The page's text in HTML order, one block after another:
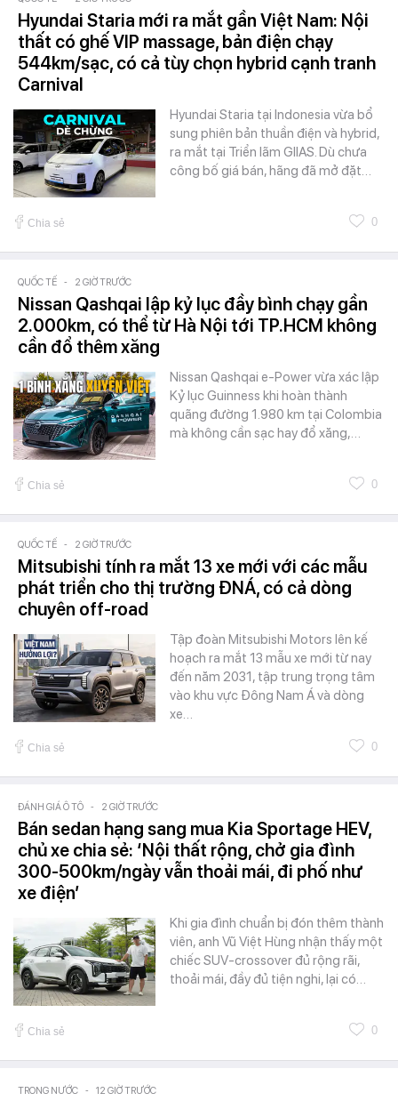
Hyundai Staria mới ra mắt gần Việt Nam: Nội
thất có ghế VIP massage, bản điện chạy
544km/sạc, có cả tùy chọn hybrid cạnh tranh
Carnival
Hyundai Staria tại Indonesia vừa bổ
sung phiên bản thuần điện và hybrid,
ra mắt tại Triển lãm GIIAS. Dù chưa
công bố giá bán, hãng đã mở đặt…
Chia sẻ 0
QUỐC TẾ - 2 GIỜ TRƯỚC
Nissan Qashqai lập kỷ lục đầy bình chạy gần
2.000km, có thể từ Hà Nội tới TP.HCM không
cần đổ thêm xăng
Nissan Qashqai e-Power vừa xác lập
Kỷ lục Guinness khi hoàn thành
quãng đường 1.980 km tại Colombia
mà không cần sạc hay đổ xăng,…
Chia sẻ 0
QUỐC TẾ - 2 GIỜ TRƯỚC
Mitsubishi tính ra mắt 13 xe mới với các mẫu
phát triển cho thị trường ĐNÁ, có cả dòng
chuyên off-road
Tập đoàn Mitsubishi Motors lên kế
hoạch ra mắt 13 mẫu xe mới từ nay
đến năm 2031, tập trung trọng tâm
vào khu vực Đông Nam Á và dòng
xe…
Chia sẻ 0
ĐÁNH GIÁ Ô TÔ - 2 GIỜ TRƯỚC
Bán sedan hạng sang mua Kia Sportage HEV,
chủ xe chia sẻ: ‘Nội thất rộng, chở gia đình
300-500km/ngày vẫn thoải mái, đi phố như
xe điện’
Khi gia đình chuẩn bị đón thêm thành
viên, anh Vũ Việt Hùng nhận thấy một
chiếc SUV-crossover đủ rộng rãi,
thoải mái, đầy đủ tiện nghi, lại có…
Chia sẻ 0
TRONG NƯỚC - 12 GIỜ TRƯỚC